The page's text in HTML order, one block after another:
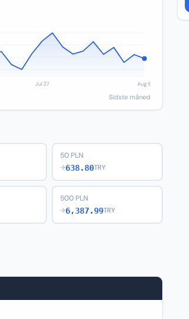
Sidste måned
50 PLN
→638.80TRY
500 PLN
→6,387.99TRY